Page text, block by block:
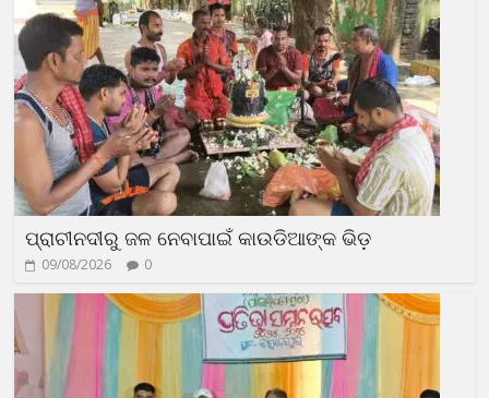
ପ୍ରାଚୀନଦୀରୁ ଜଳ ନେବାପାଇଁ କାଉଡିଆଙ୍କ ଭିଡ଼
09/08/2026 0